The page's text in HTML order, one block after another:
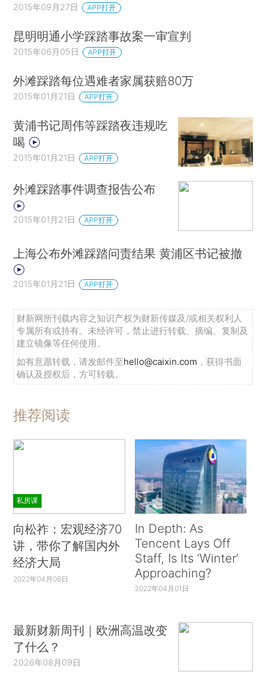
2015年09月27日 APP打开
昆明明通小学踩踏事故案一审宣判
2015年06月05日 APP打开
外滩踩踏每位遇难者家属获赔80万
2015年01月21日 APP打开
黄浦书记周伟等踩踏夜违规吃
喝
2015年01月21日 APP打开
外滩踩踏事件调查报告公布
2015年01月21日 APP打开
上海公布外滩踩踏问责结果 黄浦区书记被撤
2015年01月21日 APP打开
财新网所刊载内容之知识产权为财新传媒及/或相关权利人
专属所有或持有。未经许可，禁止进行转载、摘编、复制及
建立镜像等任何使用。
如有意愿转载，请发邮件至hello@caixin.com ，获得书面
确认及授权后，方可转载。
推荐阅读
私房课
向松祚：宏观经济70
讲，带你了解国内外
经济大局
2022年04月06日
In Depth: As
Tencent Lays Off
Staff, Is Its ‘Winter’
Approaching?
2022年04月01日
最新财新周刊｜欧洲高温改变
了什么？
2026年08月09日